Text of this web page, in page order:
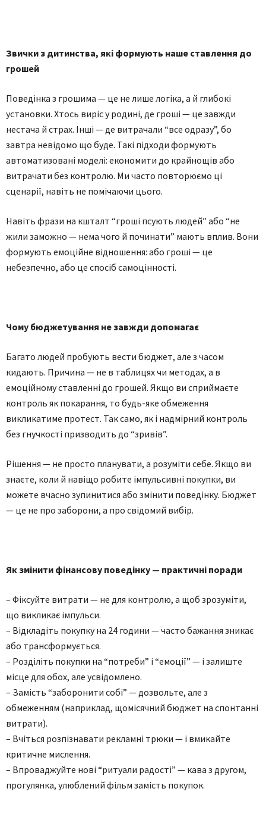
Звички з дитинства, які формують наше ставлення до
грошей
Поведінка з грошима — це не лише логіка, а й глибокі
установки. Хтось виріс у родині, де гроші — це завжди
нестача й страх. Інші — де витрачали “все одразу”, бо
завтра невідомо що буде. Такі підходи формують
автоматизовані моделі: економити до крайнощів або
витрачати без контролю. Ми часто повторюємо ці
сценарії, навіть не помічаючи цього.
Навіть фрази на кшталт “гроші псують людей” або “не
жили заможно — нема чого й починати” мають вплив. Вони
формують емоційне відношення: або гроші — це
небезпечно, або це спосіб самоцінності.
Чому бюджетування не завжди допомагає
Багато людей пробують вести бюджет, але з часом
кидають. Причина — не в таблицях чи методах, а в
емоційному ставленні до грошей. Якщо ви сприймаєте
контроль як покарання, то будь-яке обмеження
викликатиме протест. Так само, як і надмірний контроль
без гнучкості призводить до “зривів”.
Рішення — не просто планувати, а розуміти себе. Якщо ви
знаєте, коли й навіщо робите імпульсивні покупки, ви
можете вчасно зупинитися або змінити поведінку. Бюджет
— це не про заборони, а про свідомий вибір.
Як змінити фінансову поведінку — практичні поради
– Фіксуйте витрати — не для контролю, а щоб зрозуміти,
що викликає імпульси.
– Відкладіть покупку на 24 години — часто бажання зникає
або трансформується.
– Розділіть покупки на “потреби” і “емоції” — і залиште
місце для обох, але усвідомлено.
– Замість “заборонити собі” — дозвольте, але з
обмеженням (наприклад, щомісячний бюджет на спонтанні
витрати).
– Вчіться розпізнавати рекламні трюки — і вмикайте
критичне мислення.
– Впроваджуйте нові “ритуали радості” — кава з другом,
прогулянка, улюблений фільм замість покупок.